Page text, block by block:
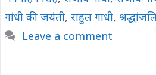
गांधी की जयंती, राहुल गांधी,
Leave a comment